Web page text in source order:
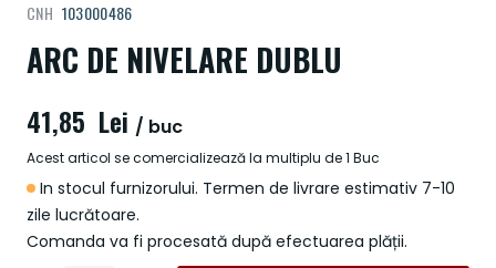
ARC DE NIVELARE DUBLU
CNH 103000486
In stocul furnizorului. Termen de livrare estimativ 7-10
zile lucrătoare.
Comanda va fi procesată după efectuarea plății.
41,85 Lei / buc
Acest articol se comercializează la multiplu de 1 Buc
la
începutul
galeriei
imagini